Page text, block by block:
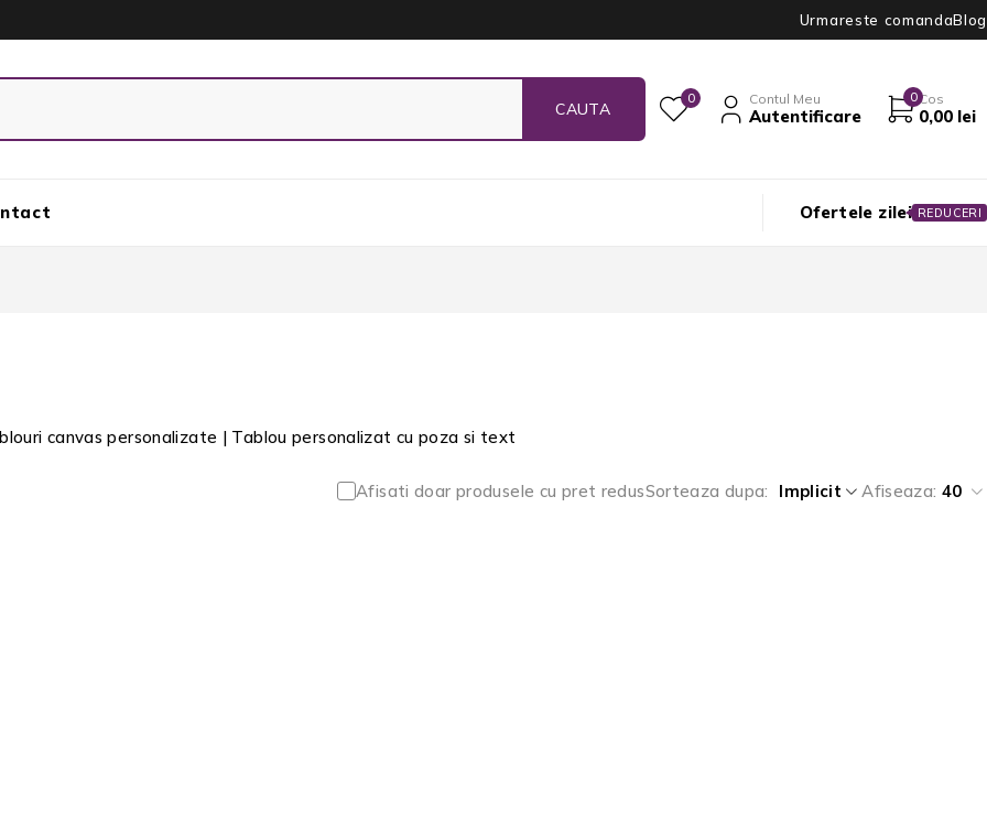
Urmareste comandaBlog
0 Contul Meu
Autentificare
0Cos
0,00 lei
Ofertele zilei REDUCERI
canvas personalizate | Tablou personalizat cu poza si text
Afisati doar produsele cu pret redusSorteaza dupa Implicit Afiseaza: 40